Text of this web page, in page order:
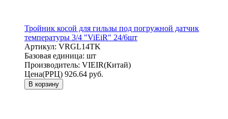
Тройник косой для гильзы под погружной датчик
температуры 3/4 "ViEiR" 24/6шт
Артикул: VRGL14TK
Базовая единица: шт
Производитель: VIEIR(Китай)
Цена(РРЦ) 926.64 руб.
В корзину